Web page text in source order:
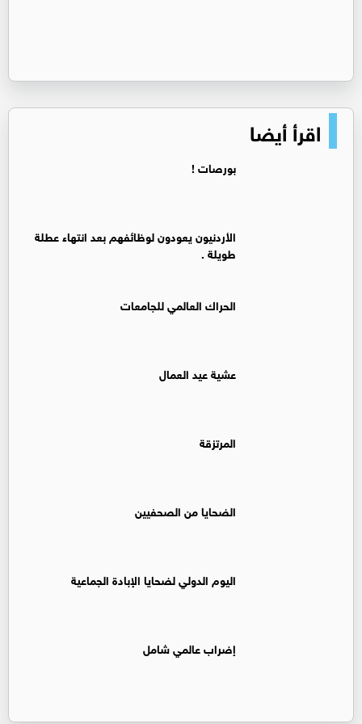
اقرأ أيضا
بورصات !
الأردنيون يعودون لوظائفهم بعد انتهاء عطلة
طويلة .
الحراك العالمي للجامعات
عشية عيد العمال
المرتزقة
الضحايا من الصحفيين
اليوم الدولي لضحايا الإبادة الجماعية
إضراب عالمي شامل